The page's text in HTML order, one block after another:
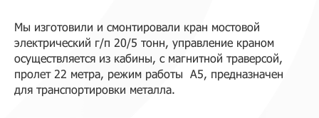
Мы изготовили и смонтировали кран мостовой
электрический г/п 20/5 тонн, управление краном
осуществляется из кабины, с магнитной траверсой,
пролет 22 метра, режим работы ​ А5, предназначен
для транспортировки металла.